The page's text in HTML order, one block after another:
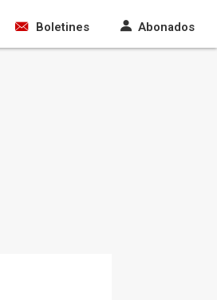
Boletines Abonados